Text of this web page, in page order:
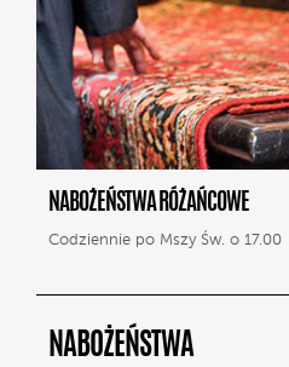
NABOŻEŃSTWA RÓŻAŃCOWE
Codziennie po Mszy Św. o 17.00
NABOŻEŃSTWA